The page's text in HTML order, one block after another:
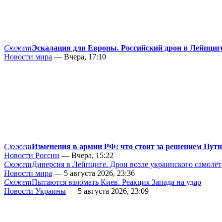
СюжетЭскалация для Европы. Российский дрон в
Новости мира — Вчера, 17:10
СюжетИзменения в армии РФ: что стоит за решением
Новости России — Вчера, 15:22
СюжетДиверсия в Лейпциге. Дрон возле украинского
Новости мира — 5 августа 2026, 23:36
СюжетПытаются взломать Киев. Реакция Запада на удар
Новости Украины — 5 августа 2026, 23:09